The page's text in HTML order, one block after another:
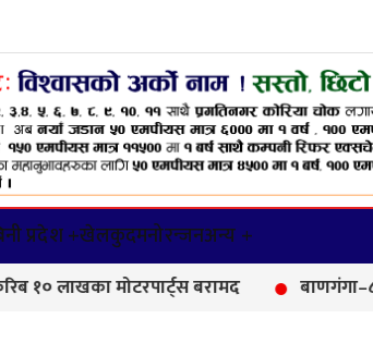
प्रदेश +खेलकुदमनोरन्जनअन्य +
मोटरपार्ट्स बरामद बाणगंगा–८ मा